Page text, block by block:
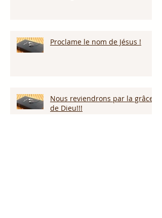
Proclame le nom de Jésus !
Nous reviendrons par la grâce
de Dieu!!!